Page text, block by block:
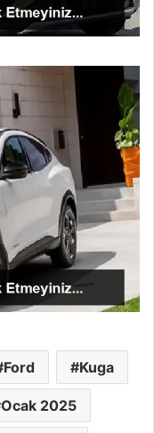
Ford Kuga
Ocak 2025